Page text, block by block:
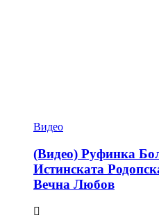
Видео
(Видео) Руфинка
Истинската
Вечна Любов